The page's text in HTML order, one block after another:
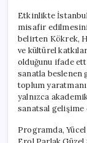
Etkinlikte İstanbul
misafir
belirten Kökrek,
ve kültürel
olduğunu ifade
sanatla beslenen
toplum
yalnızca
sanatsal gelişime
Programda,